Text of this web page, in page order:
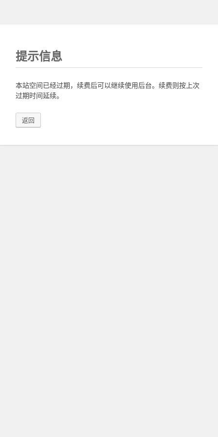
提示信息
本站空间已经过期，续费后可以继续使用后台。续费则按上次
过期时间延续。
返回